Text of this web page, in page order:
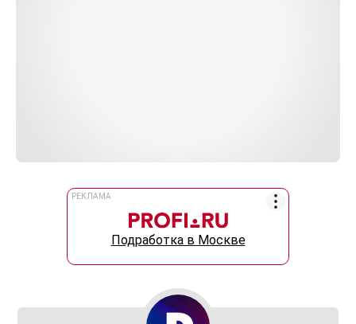
РЕКЛАМА
Подработка в Москве